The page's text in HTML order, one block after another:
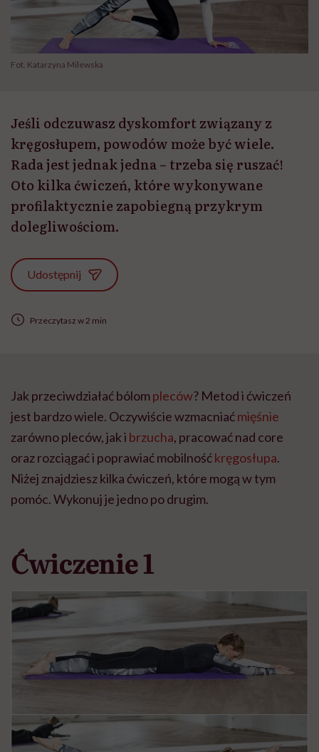
Fot. Katarzyna Milewska
Jeśli odczuwasz dyskomfort związany z
kręgosłupem, powodów może być wiele.
Rada jest jednak jedna – trzeba się ruszać!
Oto kilka ćwiczeń, które wykonywane
profilaktycznie zapobiegną przykrym
dolegliwościom.
Udostępnij
Przeczytasz w 2 min
Jak przeciwdziałać bólompleców? Metod i ćwiczeń
jest bardzo wiele. Oczywiście wzmacniaćmięśnie
zarówno pleców, jak i brzucha, pracować nad core
oraz rozciągać i poprawiać mobilnośćkręgosłupa.
Niżej znajdziesz kilka ćwiczeń, które mogą w tym
pomóc. Wykonuj je jedno po drugim.
Ćwiczenie 1